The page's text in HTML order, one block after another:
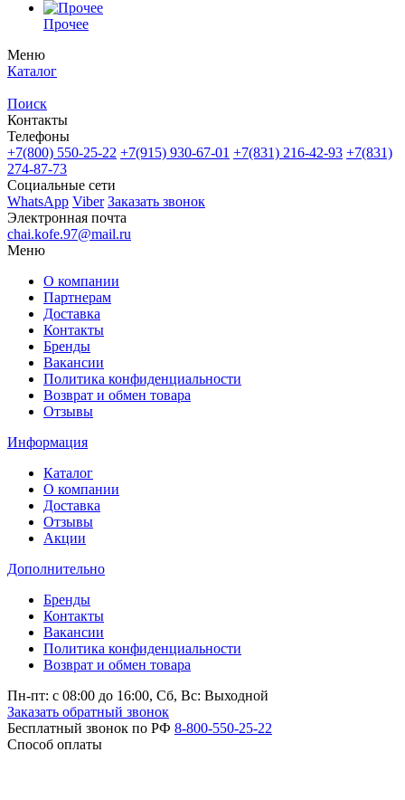
Прочее
Меню
Каталог
Поиск
Контакты
Телефоны
+7(800) 550-25-22 +7(915) 930-67-01 +7(831) 216-42-93 +7(831)
274-87-73
Социальные сети
WhatsApp Viber Заказать звонок
Электронная почта
chai.kofe.97@mail.ru
Меню
О компании
Партнерам
Доставка
Контакты
Бренды
Вакансии
Политика конфиденциальности
Возврат и обмен товара
Отзывы
Информация
Каталог
О компании
Доставка
Отзывы
Акции
Дополнительно
Бренды
Контакты
Вакансии
Политика конфиденциальности
Возврат и обмен товара
Пн-пт: c 08:00 до 16:00, Сб, Вс: Выходной
Заказать обратный звонок
Бесплатный звонок по РФ 8-800-550-25-22
Способ оплаты